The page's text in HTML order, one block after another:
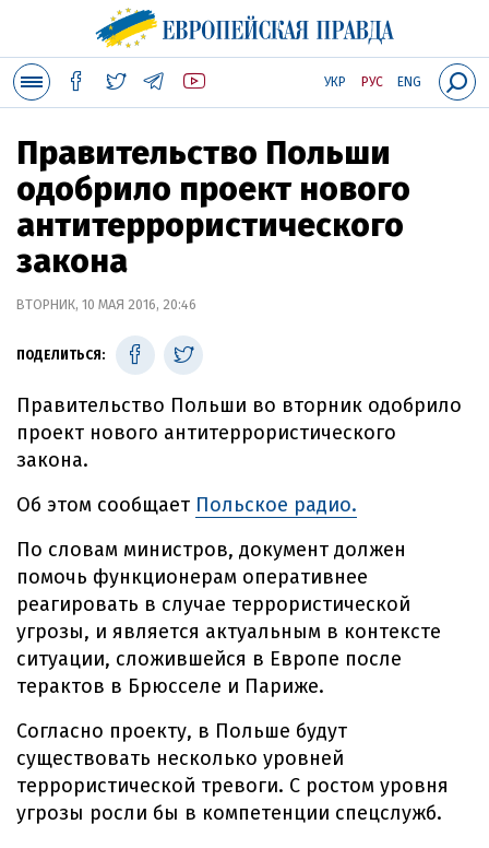
УКР РУС ENG
Правительство Польши
одобрило проект нового
антитеррористического
закона
ВТОРНИК, 10 МАЯ 2016, 20:46
ПОДЕЛИТЬСЯ:
Правительство Польши во вторник одобрило
проект нового антитеррористического
закона.
Об этом сообщает Польское радио.
По словам министров, документ должен
помочь функционерам оперативнее
реагировать в случае террористической
угрозы, и является актуальным в контексте
ситуации, сложившейся в Европе после
терактов в Брюсселе и Париже.
Согласно проекту, в Польше будут
существовать несколько уровней
террористической тревоги. С ростом уровня
угрозы росли бы в компетенции спецслужб.